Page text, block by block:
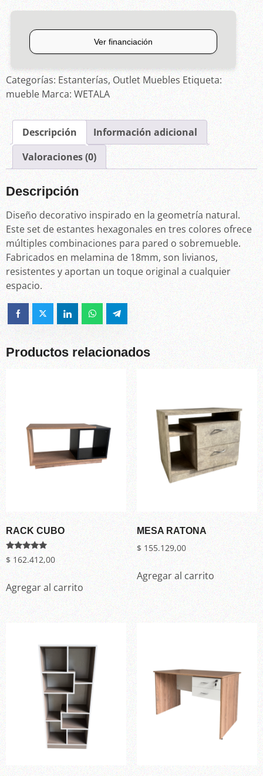
Categorías:Estanterías,Outlet Muebles Etiqueta:
mueble Marca:WETALA
Descripción
Información adicional
Valoraciones (0)
Descripción
Diseño decorativo inspirado en la geometría natural.
Este set de estantes hexagonales en tres colores ofrece
múltiples combinaciones para pared o sobremueble.
Fabricados en melamina de 18mm, son livianos,
resistentes y aportan un toque original a cualquier
espacio.
Productos relacionados
RACK CUBO
Valorado en
5.00
de 5
$162.412,00
Agregar al carrito
MESA RATONA
$155.129,00
Agregar al carrito